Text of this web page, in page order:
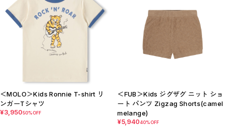
＜MOLO＞Kids Ronnie T-shirt リ
ンガーTシャツ
¥3,95050%OFF
＜FUB＞Kids ジグザグ ニット ショ
ート パンツ Zigzag Shorts(camel
melange)
¥5,94040%OFF